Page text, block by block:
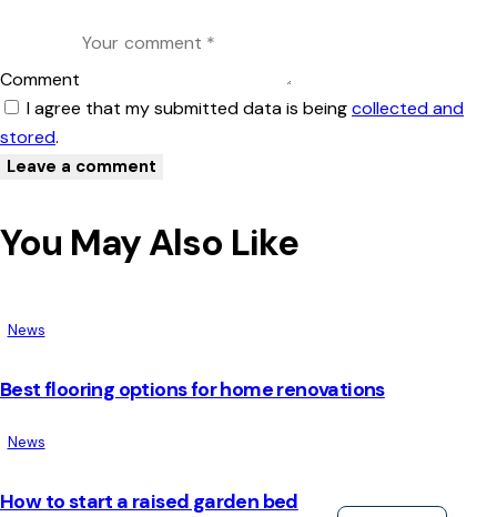
Comment
I agree that my submitted data is beingcollected and
stored.
You May Also Like
News
Best flooring options for home renovations
News
How to start a raised garden bed